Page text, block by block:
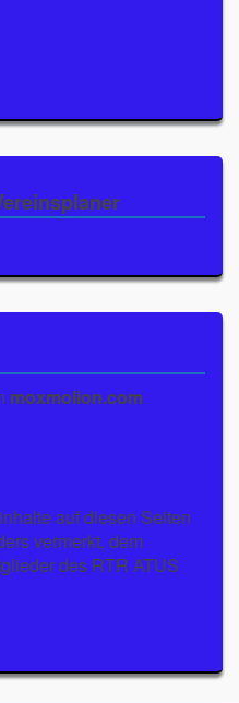
moxmolion.com
auf diesen Seiten
vermerkt, dem
des RTR ATUS